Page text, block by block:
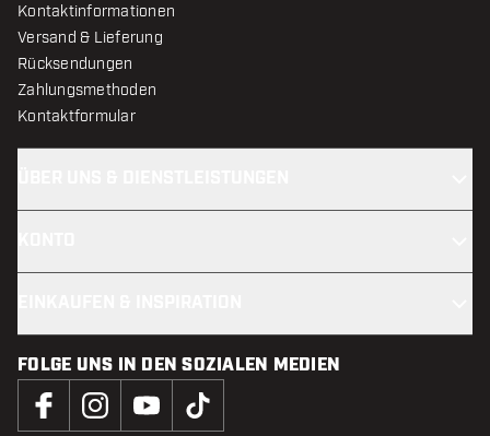
Kontaktinformationen
Versand & Lieferung
Rücksendungen
Zahlungsmethoden
Kontaktformular
FOLGE UNS IN DEN SOZIALEN MEDIEN